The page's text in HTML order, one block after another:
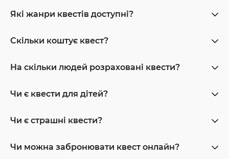
Які жанри квестів доступні?
Скільки коштує квест?
На скільки людей розраховані квести?
Чи є квести для дітей?
Чи є страшні квести?
Чи можна забронювати квест онлайн?